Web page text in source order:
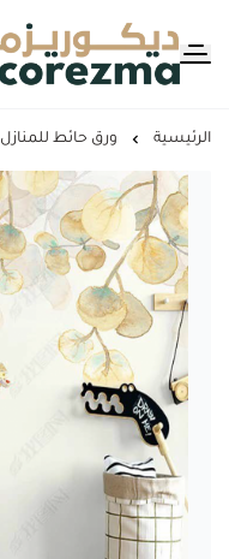
Decorezma
الرئيسية ورق حائط للمنازل